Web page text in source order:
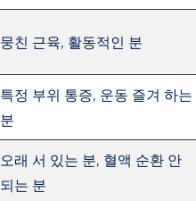
뭉친 근육, 활동적인 분
특정 부위 통증, 운동 즐겨 하는
분
오래 서 있는 분, 혈액 순환 안
되는 분